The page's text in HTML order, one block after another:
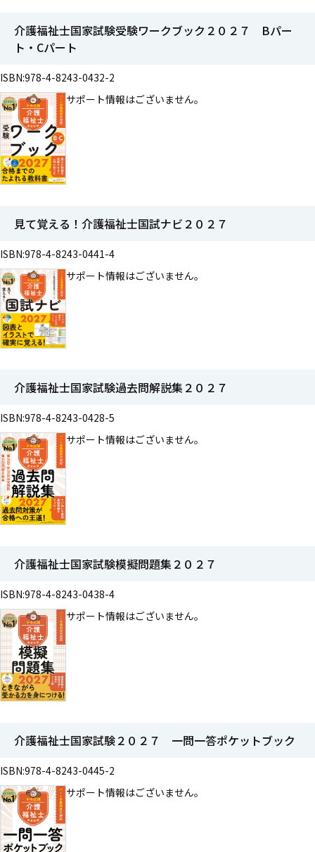
介護福祉士国家試験受験ワークブック２０２７ Bパー
ト・Cパート
ISBN:978-4-8243-0432-2
サポート情報はございません。
見て覚える！介護福祉士国試ナビ２０２７
ISBN:978-4-8243-0441-4
サポート情報はございません。
介護福祉士国家試験過去問解説集２０２７
ISBN:978-4-8243-0428-5
サポート情報はございません。
介護福祉士国家試験模擬問題集２０２７
ISBN:978-4-8243-0438-4
サポート情報はございません。
介護福祉士国家試験２０２７ 一問一答ポケットブック
ISBN:978-4-8243-0445-2
サポート情報はございません。